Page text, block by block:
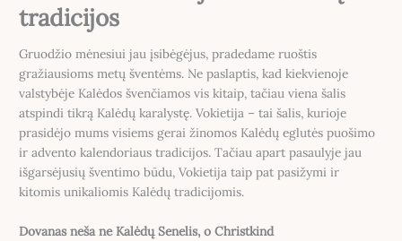
tradicijos
Gruodžio mėnesiui jau įsibėgėjus, pradedame ruoštis
gražiausioms metų šventėms. Ne paslaptis, kad kiekvienoje
valstybėje Kalėdos švenčiamos vis kitaip, tačiau viena šalis
atspindi tikrą Kalėdų karalystę. Vokietija – tai šalis, kurioje
prasidėjo mums visiems gerai žinomos Kalėdų eglutės puošimo
ir advento kalendoriaus tradicijos. Tačiau apart pasaulyje jau
išgarsėjusių šventimo būdu, Vokietija taip pat pasižymi ir
kitomis unikaliomis Kalėdų tradicijomis.
Dovanas neša ne Kalėdų Senelis, o Christkind